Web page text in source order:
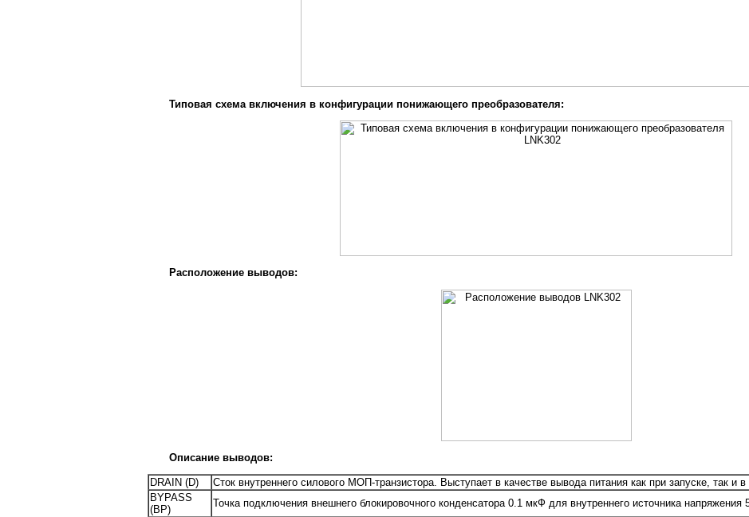
Типовая схема включения в конфигурации понижающего преобразователя:
Расположение выводов:
Описание выводов:
DRAIN (D)
Сток внутреннего силового МОП-транзистора. Выступает в качестве вывода питания как при запуске, так и
BYPASS
(BP)
Точка подключения внешнего блокировочного конденсатора 0.1 мкФ для внутреннего источника напряжения